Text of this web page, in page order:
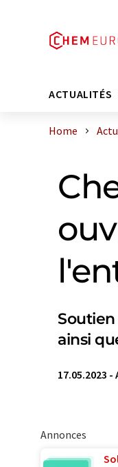
ACTUALITÉS
Home
ainsi
17.05.2023 -
Annonces